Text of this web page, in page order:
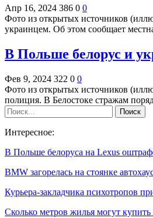
Апр 16, 2024 386 0 0
Фото из открытых источников
украинцем. Об этом сообщает
В Польше белорус и
Фев 9, 2024 322 0 0
Фото из открытых источников
полиция. В Белостоке стражам
Интересное:
В Польше белоруса на Lexus
BMW загорелась на стоянке
Курьера-закладчика психотропов
Сколько метров жилья могут